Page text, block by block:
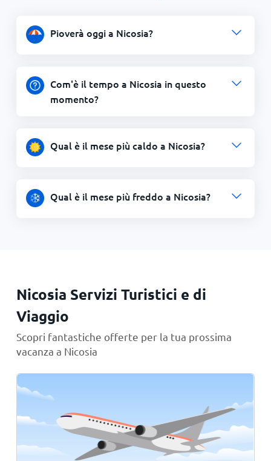
Pioverà oggi a Nicosia?
Com'è il tempo a Nicosia in questo
momento?
Qual è il mese più caldo a Nicosia?
Qual è il mese più freddo a Nicosia?
Nicosia Servizi Turistici e di
Viaggio
Scopri fantastiche offerte per la tua prossima
vacanza a Nicosia